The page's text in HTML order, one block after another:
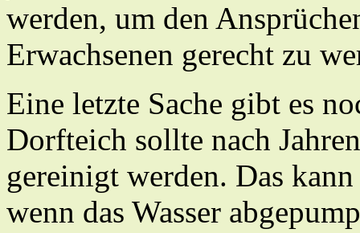
werden, um den
Erwachsenen gerecht zu
Eine letzte Sache gibt es
Dorfteich sollte nach
gereinigt werden. Das
wenn das Wasser